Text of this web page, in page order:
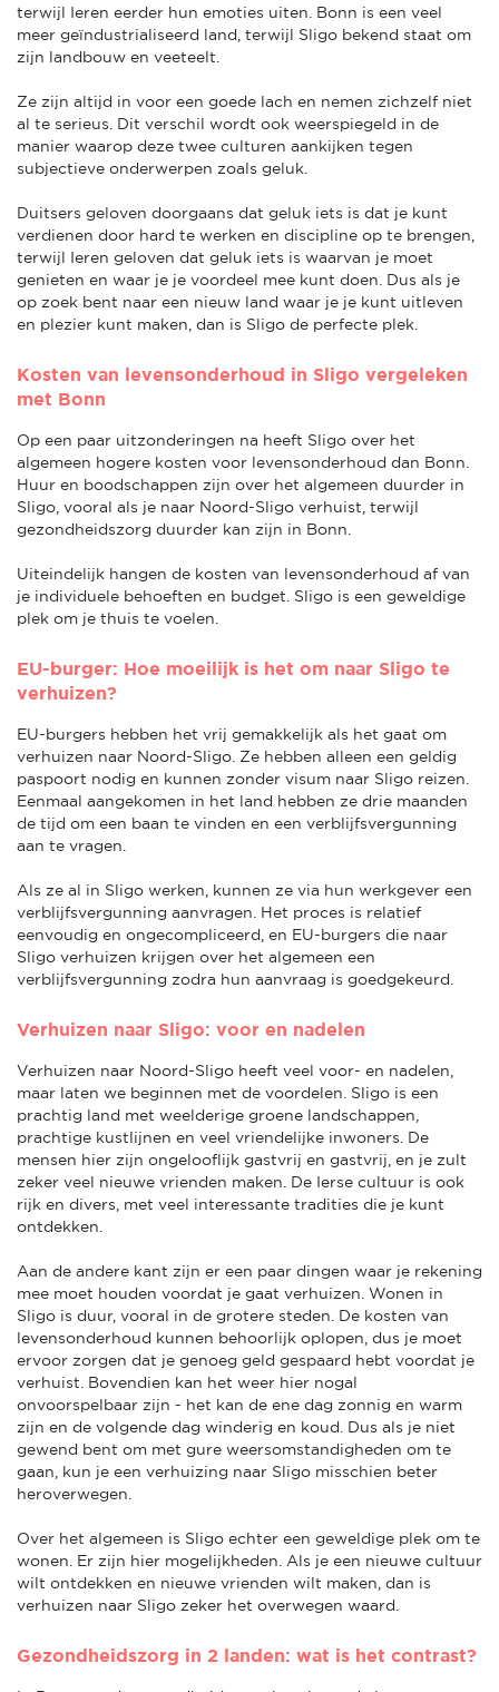
terwijl Ieren eerder hun emoties uiten. Bonn is een veel
meer geïndustrialiseerd land, terwijl Sligo bekend staat om
zijn landbouw en veeteelt.
Ze zijn altijd in voor een goede lach en nemen zichzelf niet
al te serieus. Dit verschil wordt ook weerspiegeld in de
manier waarop deze twee culturen aankijken tegen
subjectieve onderwerpen zoals geluk.
Duitsers geloven doorgaans dat geluk iets is dat je kunt
verdienen door hard te werken en discipline op te brengen,
terwijl Ieren geloven dat geluk iets is waarvan je moet
genieten en waar je je voordeel mee kunt doen. Dus als je
op zoek bent naar een nieuw land waar je je kunt uitleven
en plezier kunt maken, dan is Sligo de perfecte plek.
Kosten van levensonderhoud in Sligo vergeleken
met Bonn
Op een paar uitzonderingen na heeft Sligo over het
algemeen hogere kosten voor levensonderhoud dan Bonn.
Huur en boodschappen zijn over het algemeen duurder in
Sligo, vooral als je naar Noord-Sligo verhuist, terwijl
gezondheidszorg duurder kan zijn in Bonn.
Uiteindelijk hangen de kosten van levensonderhoud af van
je individuele behoeften en budget. Sligo is een geweldige
plek om je thuis te voelen.
EU-burger: Hoe moeilijk is het om naar Sligo te
verhuizen?
EU-burgers hebben het vrij gemakkelijk als het gaat om
verhuizen naar Noord-Sligo. Ze hebben alleen een geldig
paspoort nodig en kunnen zonder visum naar Sligo reizen.
Eenmaal aangekomen in het land hebben ze drie maanden
de tijd om een baan te vinden en een verblijfsvergunning
aan te vragen.
Als ze al in Sligo werken, kunnen ze via hun werkgever een
verblijfsvergunning aanvragen. Het proces is relatief
eenvoudig en ongecompliceerd, en EU-burgers die naar
Sligo verhuizen krijgen over het algemeen een
verblijfsvergunning zodra hun aanvraag is goedgekeurd.
Verhuizen naar Sligo: voor en nadelen
Verhuizen naar Noord-Sligo heeft veel voor- en nadelen,
maar laten we beginnen met de voordelen. Sligo is een
prachtig land met weelderige groene landschappen,
prachtige kustlijnen en veel vriendelijke inwoners. De
mensen hier zijn ongelooflijk gastvrij en gastvrij, en je zult
zeker veel nieuwe vrienden maken. De Ierse cultuur is ook
rijk en divers, met veel interessante tradities die je kunt
ontdekken.
Aan de andere kant zijn er een paar dingen waar je rekening
mee moet houden voordat je gaat verhuizen. Wonen in
Sligo is duur, vooral in de grotere steden. De kosten van
levensonderhoud kunnen behoorlijk oplopen, dus je moet
ervoor zorgen dat je genoeg geld gespaard hebt voordat je
verhuist. Bovendien kan het weer hier nogal
onvoorspelbaar zijn - het kan de ene dag zonnig en warm
zijn en de volgende dag winderig en koud. Dus als je niet
gewend bent om met gure weersomstandigheden om te
gaan, kun je een verhuizing naar Sligo misschien beter
heroverwegen.
Over het algemeen is Sligo echter een geweldige plek om te
wonen. Er zijn hier mogelijkheden. Als je een nieuwe cultuur
wilt ontdekken en nieuwe vrienden wilt maken, dan is
verhuizen naar Sligo zeker het overwegen waard.
Gezondheidszorg in 2 landen: wat is het contrast?